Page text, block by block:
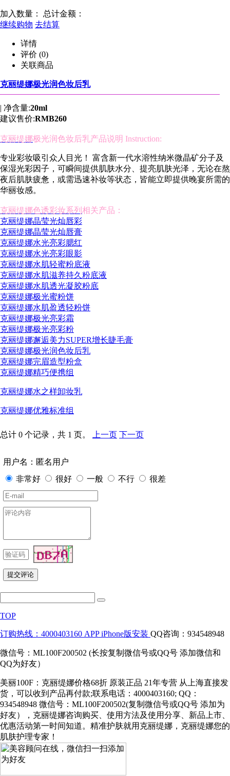
加入数量： 总计金额：
继续购物 去结算
详情
评价 (0)
关联商品
克丽缇娜极光润色妆后乳
| 净含量:20ml
建议售价:RMB260
克丽缇娜极光润色妆后乳产品说明 Instruction:
专业彩妆吸引众人目光！ 富含新一代水溶性纳米微晶矿分子及
保湿光彩因子，可瞬间提供肌肤水分、提亮肌肤光泽，无论在熬
夜后肌肤疲惫，或需迅速补妆等状态，皆能立即提供晚宴所需的
华丽妆感。
克丽缇娜色诱彩妆系列 相关产品：
克丽缇娜晶莹光灿唇彩
克丽缇娜晶莹光灿唇膏
克丽缇娜水光亮彩腮红
克丽缇娜水光亮彩眼影
克丽缇娜水肌轻蜜粉底液
克丽缇娜水肌滋养持久粉底液
克丽缇娜水肌透光凝胶粉底
克丽缇娜极光蜜粉饼
克丽缇娜水肌盈透轻粉饼
克丽缇娜极光亮彩霜
克丽缇娜极光亮彩粉
克丽缇娜邂逅美力SUPER增长睫毛膏
克丽缇娜极光润色妆后乳
克丽缇娜完眉造型粉盒
克丽缇娜精巧便携组
克丽缇娜水之样卸妆乳
克丽缇娜优雅标准组
总计 0 个记录，共 1 页。 上一页 下一页
用户名：匿名用户
非常好
很好 一般 不行 很差
TOP
订购热线：4000403160 APP iPhone版安装 QQ咨询：934548948
微信号：ML100F200502 (长按复制微信号或QQ号 添加微信和
QQ为好友）
美丽100F：克丽缇娜价格68折 原装正品 21年专营 从上海直接发
货，可以收到产品再付款;联系电话：4000403160; QQ：
934548948 微信号：ML100F200502(复制微信号或QQ号 添加为
好友），克丽缇娜咨询购买、使用方法及使用分享、新品上市、
优惠活动第一时间知道。精准护肤就用克丽缇娜，克丽缇娜您的
肌肤护理专家！